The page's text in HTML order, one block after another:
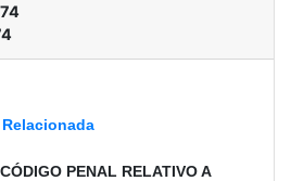
PENAL RELATIVO A